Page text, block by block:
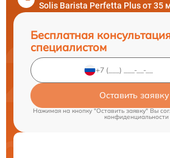
Solis Barista Perfetta Plus от 35
Бесплатная
специалистом
Оставить заявку
Нажимая на кнопку "Оставить заявку" Вы
конфиденциальности